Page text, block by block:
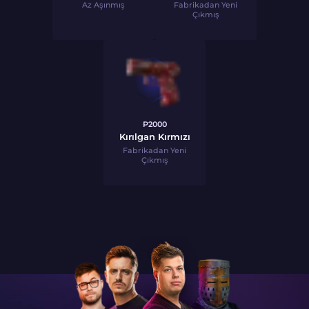
Az Aşınmış
Fabrikadan Yeni
Çıkmış
P2000
Kırılgan Kırmızı
Fabrikadan Yeni
Çıkmış